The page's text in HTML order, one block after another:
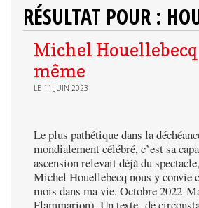
RÉSULTAT POUR :
Michel
même
LE 11 JUIN 2023
Le plus pathétique dans la
mondialement célébré, c’est sa
ascension relevait déjà du
Michel Houellebecq nous y convie
mois dans ma vie. Octobre 2022-